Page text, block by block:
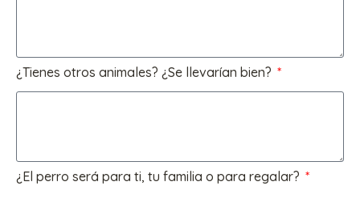
¿Tienes otros animales? ¿Se llevarían bien?
¿El perro será para ti, tu familia o para regalar?